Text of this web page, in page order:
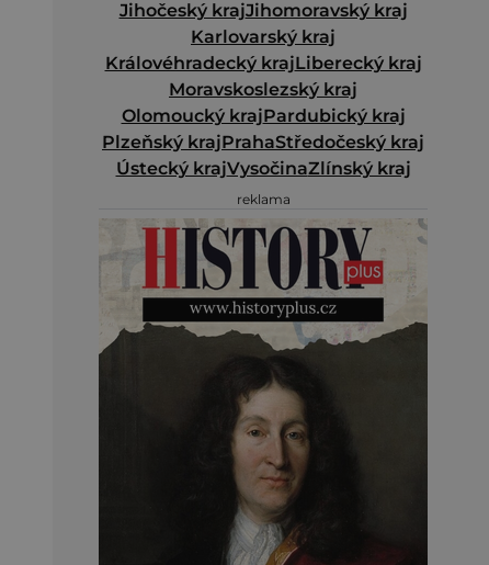
Jihočeský krajJihomoravský kraj
Karlovarský kraj
Královéhradecký krajLiberecký kraj
Moravskoslezský kraj
Olomoucký krajPardubický kraj
Plzeňský krajPrahaStředočeský kraj
Ústecký krajVysočinaZlínský kraj
reklama